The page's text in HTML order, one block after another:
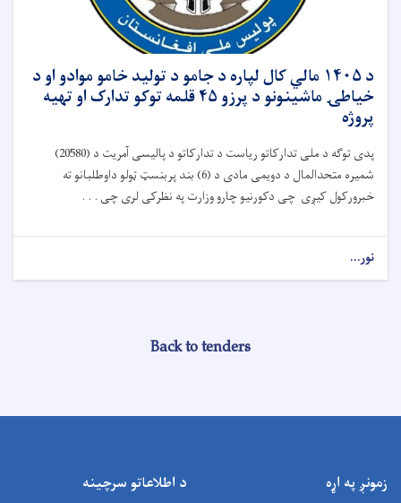
د ۱۴۰۵ مالي کال لپاره د جامو د تولید خامو موادو او د
خیاطۍ ماشینونو د پرزو ۴۵ قلمه توکو تدارک او تهیه
پروژه
پدی توګه د ملی تدارکاتو ریاست د تدارکاتو د پالیسی آمریت د (20580)
شمیره متحدالمال د دویمی مادی د (6) بند پربنسټ ټولو داوطلبانو ته
خبرورکول کیږی چی دکورنیو چارو وزارت په نظرکی لری چی . . .
نور...
Back to tenders
زمونږ په اړه د اطلاعاتو سرچینه